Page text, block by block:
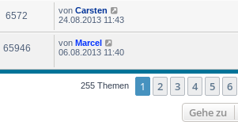
6572 von Carsten
24.08.2013 11:43
65946 von Marcel
06.08.2013 11:40
255 Themen 1 2 3 4 5 6
Gehe zu